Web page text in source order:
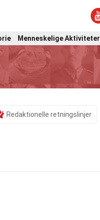
Menneskelige Aktiviteter
Redaktionelle retningslinjer